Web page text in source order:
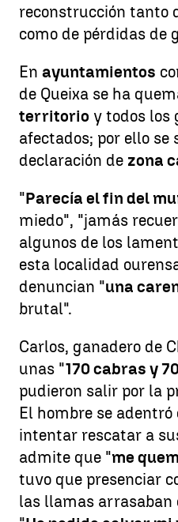
reconstrucción tanto
como de pérdidas de
En ayuntamientos
de Queixa se ha
territorio y todos los
afectados; por ello se
declaración de zona
"Parecía el fin del
miedo", "jamás
algunos de los
esta localidad
denuncian "una
brutal".
Carlos, ganadero de
unas "170 cabras y
pudieron salir por la
El hombre se
intentar rescatar a
admite que "me
tuvo que presenciar
las llamas arrasaban